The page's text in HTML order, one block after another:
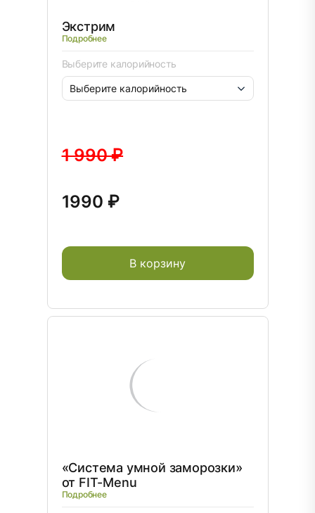
Экстрим
Подробнее
Выберите калорийность
1 990 ₽
1990 ₽
В корзину
«Система умной заморозки»
от FIT-Menu
Подробнее